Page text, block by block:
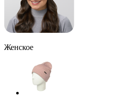
Женское